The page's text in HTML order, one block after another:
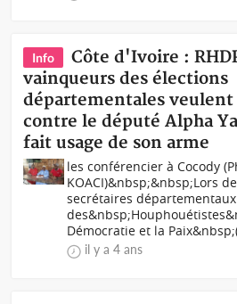
Info
Côte d'Ivoire :
vainqueurs des élections
départementales
contre le député Alpha
fait usage de son arme
les conférencier à Cocody
KOACI)&nbsp;&nbsp;Lors
secrétaires
Démocratie et la
il y a 4 ans